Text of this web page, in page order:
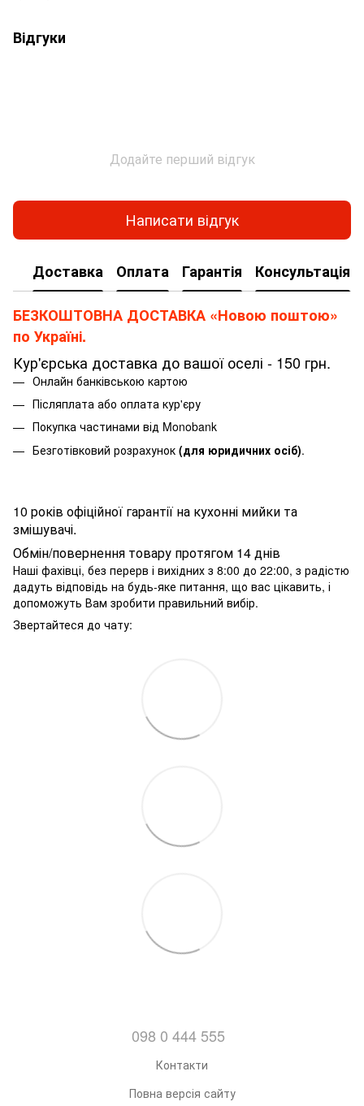
Відгуки
Додайте перший відгук
Написати відгук
Доставка Оплата Гарантія Консультація
БЕЗКОШТОВНА ДОСТАВКА «Новою поштою»
по Україні.
Кур'єрська доставка до вашої оселі - 150 грн.
Онлайн банківською картою
Післяплата або оплата кур'єру
Покупка частинами від Monobank
Безготівковий розрахунок (для юридичних осіб).
10 років офіційної гарантії на кухонні мийки та
змішувачі.
Обмін/повернення товару протягом 14 днів
Наші фахівці, без перерв і вихідних з 8:00 до 22:00, з радістю
дадуть відповідь на будь-яке питання, що вас цікавить, і
допоможуть Вам зробити правильний вибір.
Звертайтеся до чату:
098 0 444 555
Контакти
Повна версія сайту